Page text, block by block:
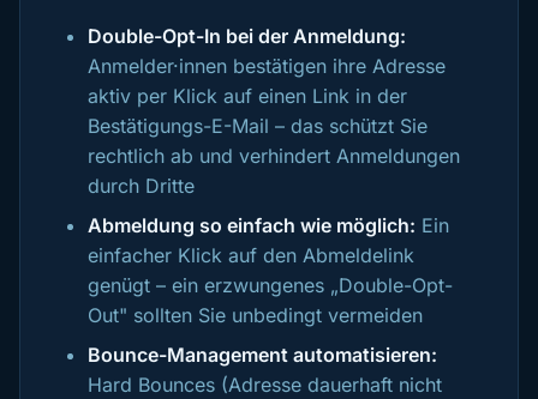
Double-Opt-In bei der Anmeldung:
Anmelder·innen bestätigen ihre Adresse
aktiv per Klick auf einen Link in der
Bestätigungs-E-Mail – das schützt Sie
rechtlich ab und verhindert Anmeldungen
durch Dritte
Abmeldung so einfach wie möglich: Ein
einfacher Klick auf den Abmeldelink
genügt – ein erzwungenes „Double-Opt-
Out" sollten Sie unbedingt vermeiden
Bounce-Management automatisieren:
Hard Bounces (Adresse dauerhaft nicht